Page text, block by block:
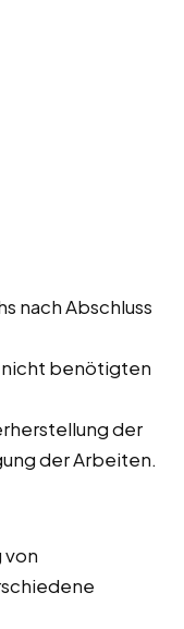
nach Abschluss
nicht benötigten
der
der Arbeiten.
von